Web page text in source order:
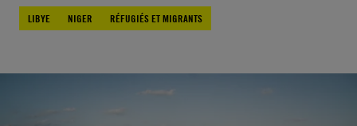
LIBYE
NIGER RÉFUGIÉS ET MIGRANTS